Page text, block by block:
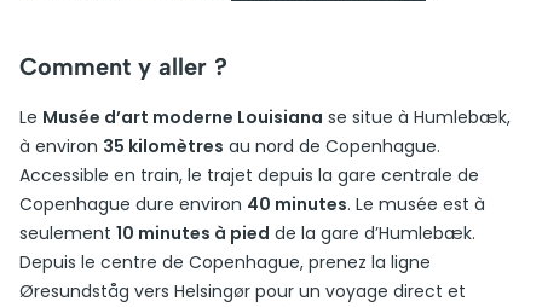
Comment y aller ?
Le Musée d’art moderne Louisiana se situe à Humlebæk,
à environ 35 kilomètres au nord de Copenhague.
Accessible en train, le trajet depuis la gare centrale de
Copenhague dure environ 40 minutes. Le musée est à
seulement 10 minutes à pied de la gare d’Humlebæk.
Depuis le centre de Copenhague, prenez la ligne
Øresundståg vers Helsingør pour un voyage direct et